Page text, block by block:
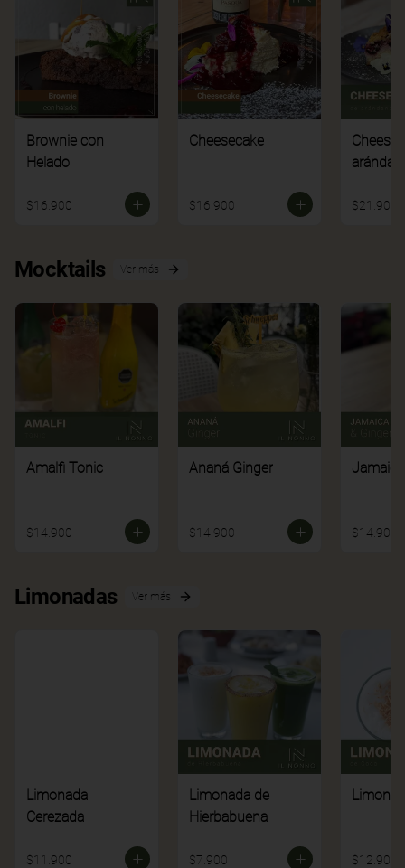
Brownie con
Helado
$16.900
Cheesecake
$16.900 $21.900
Mocktails Ver más
Amalfi Tonic
$14.900
Ananá Ginger
$14.900 $14.900
Limonadas Ver más
Limonada
Cerezada
$11.900
Limonada de
Hierbabuena
$7.900 $12.900